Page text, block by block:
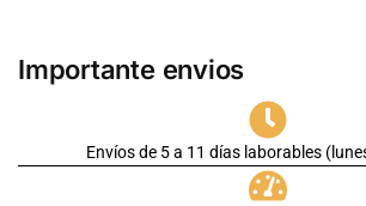
Importante envios
Envíos de 5 a 11 días laborables